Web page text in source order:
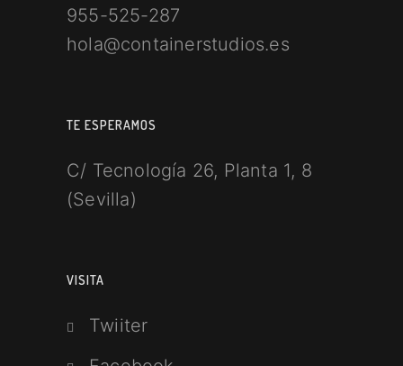
955-525-287
hola@containerstudios.es
TE ESPERAMOS
C/ Tecnología 26, Planta 1, 8
(Sevilla)
VISITA
Twiiter